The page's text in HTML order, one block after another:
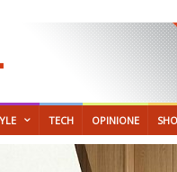
TECH OPINIONE